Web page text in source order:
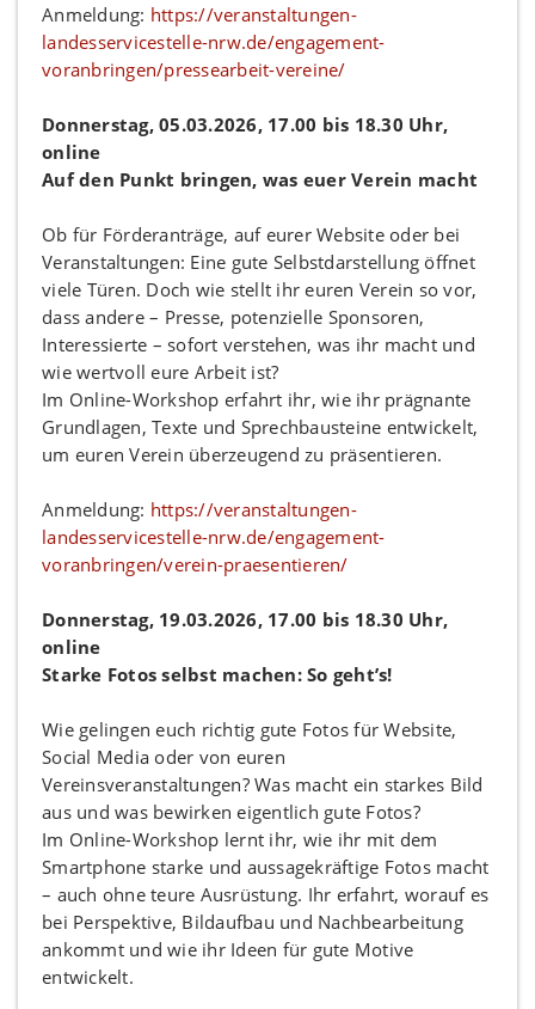
Anmeldung: https://veranstaltungen-
landesservicestelle-nrw.de/engagement-
voranbringen/pressearbeit-vereine/
Donnerstag, 05.03.2026, 17.00 bis 18.30 Uhr,
online
Auf den Punkt bringen, was euer Verein macht
Ob für Förderanträge, auf eurer Website oder bei
Veranstaltungen: Eine gute Selbstdarstellung öffnet
viele Türen. Doch wie stellt ihr euren Verein so vor,
dass andere – Presse, potenzielle Sponsoren,
Interessierte – sofort verstehen, was ihr macht und
wie wertvoll eure Arbeit ist?
Im Online-Workshop erfahrt ihr, wie ihr prägnante
Grundlagen, Texte und Sprechbausteine entwickelt,
um euren Verein überzeugend zu präsentieren.
Anmeldung: https://veranstaltungen-
landesservicestelle-nrw.de/engagement-
voranbringen/verein-praesentieren/
Donnerstag, 19.03.2026, 17.00 bis 18.30 Uhr,
online
Starke Fotos selbst machen: So geht’s!
Wie gelingen euch richtig gute Fotos für Website,
Social Media oder von euren
Vereinsveranstaltungen? Was macht ein starkes Bild
aus und was bewirken eigentlich gute Fotos?
Im Online-Workshop lernt ihr, wie ihr mit dem
Smartphone starke und aussagekräftige Fotos macht
– auch ohne teure Ausrüstung. Ihr erfahrt, worauf es
bei Perspektive, Bildaufbau und Nachbearbeitung
ankommt und wie ihr Ideen für gute Motive
entwickelt.